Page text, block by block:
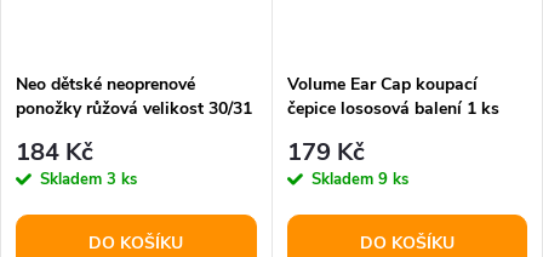
Neo dětské neoprenové
ponožky růžová velikost 30/31
184 Kč
Skladem 3 ks
DO KOŠÍKU
Volume Ear Cap koupací
čepice lososová balení 1 ks
179 Kč
Skladem 9 ks
DO KOŠÍKU